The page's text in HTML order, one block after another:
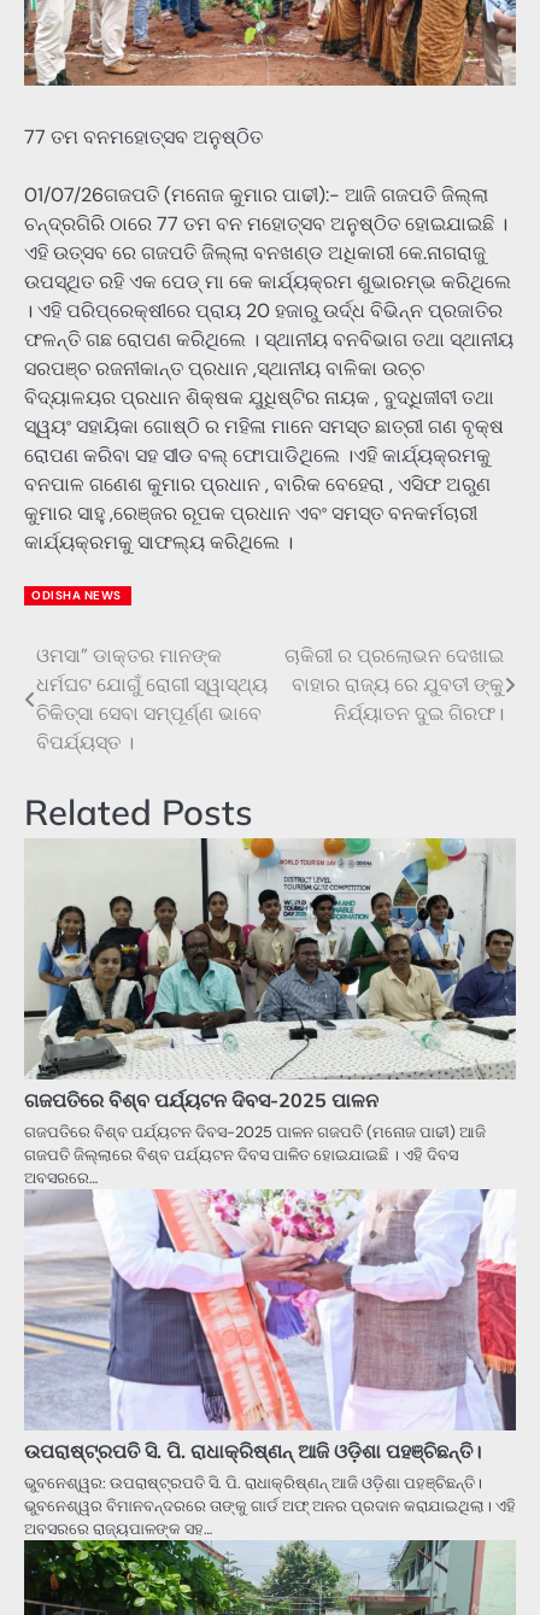
77 ତମ ବନମହୋତ୍ସବ ଅନୁଷ୍ଠିତ
01/07/26ଗଜପତି (ମନୋଜ କୁମାର ପାଢୀ):- ଆଜି ଗଜପତି ଜିଲ୍ଲା
ଚନ୍ଦ୍ରଗିରି ଠାରେ 77 ତମ ବନ ମହୋତ୍ସବ ଅନୁଷ୍ଠିତ ହୋଇଯାଇଛି ।
ଏହି ଉତ୍ସବ ରେ ଗଜପତି ଜିଲ୍ଲା ବନଖଣ୍ଡ ଅଧିକାରୀ କେ.ନାଗରାଜୁ
ଉପସ୍ଥିତ ରହି ଏକ ପେଡ୍ ମା କେ କାର୍ଯ୍ୟକ୍ରମ ଶୁଭାରମ୍ଭ କରିଥିଲେ
। ଏହି ପରିପ୍ରେକ୍ଷୀରେ ପ୍ରାୟ 20 ହଜାରୁ ଉର୍ଦ୍ଧ ବିଭିନ୍ନ ପ୍ରଜାତିର
ଫଳନ୍ତି ଗଛ ରୋପଣ କରିଥିଲେ । ସ୍ଥାନୀୟ ବନବିଭାଗ ତଥା ସ୍ଥାନୀୟ
ସରପଞ୍ଚ ରଜନୀକାନ୍ତ ପ୍ରଧାନ ,ସ୍ଥାନୀୟ ବାଳିକା ଉଚ୍ଚ
ବିଦ୍ୟାଳୟର ପ୍ରଧାନ ଶିକ୍ଷକ ଯୁଧିଷ୍ଟିର ନାୟକ , ବୁଦ୍ଧିଜୀବୀ ତଥା
ସ୍ୱୟଂ ସହାୟିକା ଗୋଷ୍ଠି ର ମହିଳା ମାନେ ସମସ୍ତ ଛାତ୍ରୀ ଗଣ ବୃକ୍ଷ
ରୋପଣ କରିବା ସହ ସୀଡ ବଲ୍ ଫୋପାଡିଥିଲେ ।ଏହି କାର୍ଯ୍ୟକ୍ରମକୁ
ବନପାଳ ଗଣେଶ କୁମାର ପ୍ରଧାନ , ବାରିକ ବେହେରା , ଏସିଫ ଅରୁଣ
କୁମାର ସାହୁ ,ରେଞ୍ଜର ରୂପକ ପ୍ରଧାନ ଏବଂ ସମସ୍ତ ବନକର୍ମଚାରୀ
କାର୍ଯ୍ୟକ୍ରମକୁ ସାଫଲ୍ୟ କରିଥିଲେ ।
ODISHA NEWS
Post
navigation
ଓମସା” ଡାକ୍ତର ମାନଙ୍କ
ଧର୍ମଘଟ ଯୋଗୁଁ ରୋଗୀ ସ୍ୱାସ୍ଥ୍ୟ
ଚିକିତ୍ସା ସେବା ସମ୍ପୂର୍ଣ୍ଣ ଭାବେ
ବିପର୍ଯ୍ୟସ୍ତ ।
ଚାକିରୀ ର ପ୍ରଲୋଭନ ଦେଖାଇ
ବାହାର ରାଜ୍ୟ ରେ ଯୁବତୀ ଙ୍କୁ
ନିର୍ଯ୍ୟାତନ ଦୁଇ ଗିରଫ।
Related Posts
ଗଜପତିରେ ବିଶ୍ବ ପର୍ଯ୍ୟଟନ ଦିବସ-2025 ପାଳନ
ଗଜପତିରେ ବିଶ୍ବ ପର୍ଯ୍ୟଟନ ଦିବସ-2025 ପାଳନ ଗଜପତି (ମନୋଜ ପାଢୀ) ଆଜି
ଗଜପତି ଜିଲ୍ଲାରେ ବିଶ୍ବ ପର୍ଯ୍ୟଟନ ଦିବସ ପାଳିତ ହୋଇଯାଇଛି । ଏହି ଦିବସ
ଅବସରରେ…
ଉପରାଷ୍ଟ୍ରପତି ସି. ପି. ରାଧାକ୍ରିଷ୍ଣନ୍ ଆଜି ଓଡ଼ିଶା ପହଞ୍ଚିଛନ୍ତି।
ଭୁବନେଶ୍ୱର: ଉପରାଷ୍ଟ୍ରପତି ସି. ପି. ରାଧାକ୍ରିଷ୍ଣନ୍ ଆଜି ଓଡ଼ିଶା ପହଞ୍ଚିଛନ୍ତି।
ଭୁବନେଶ୍ୱର ବିମାନବନ୍ଦରରେ ତାଙ୍କୁ ଗାର୍ଡ ଅଫ୍‌ ଅନର ପ୍ରଦାନ କରାଯାଇଥିଲା। ଏହି
ଅବସରରେ ରାଜ୍ୟପାଳଙ୍କ ସହ…